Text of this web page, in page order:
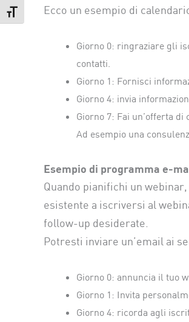
Attiva/disattiva dimensione testo
Ecco un esempio di
Giorno 0: ringraziare gli
contatti.
Giorno 1: Fornisci
Giorno 4: invia
Giorno 7: Fai un’offerta di
Ad esempio una
Esempio di programma e-
Quando pianifichi un
esistente a iscriversi al
follow-up desiderate.
Potresti inviare un’email ai
Giorno 0: annuncia il tuo
Giorno 1: Invita
Giorno 4: ricorda agli